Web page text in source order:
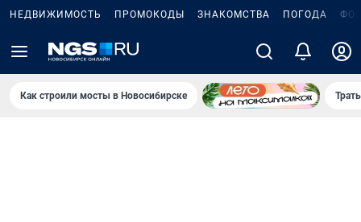
НЕДВИЖИМОСТЬ ПРОМОКОДЫ ЗНАКОМСТВА ПОГОДА
Как строили мосты в Новосибирске